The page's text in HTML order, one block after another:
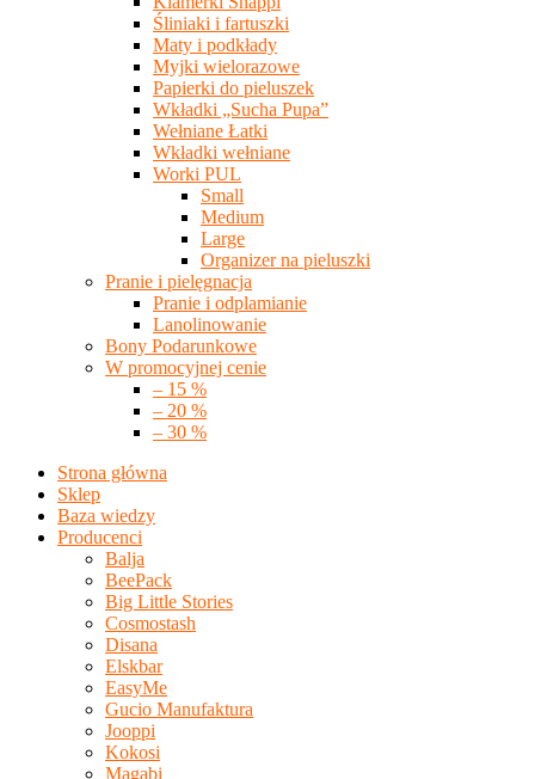
Śliniaki i fartuszki
Maty i podkłady
Myjki wielorazowe
Papierki do pieluszek
Wkładki „Sucha Pupa”
Wełniane Łatki
Wkładki wełniane
Worki PUL
Small
Medium
Large
Organizer na pieluszki
Pranie i pielęgnacja
Pranie i odplamianie
Lanolinowanie
Bony Podarunkowe
W promocyjnej cenie
– 15 %
– 20 %
– 30 %
Strona główna
Sklep
Baza wiedzy
Producenci
Balja
BeePack
Big Little Stories
Cosmostash
Disana
Elskbar
EasyMe
Gucio Manufaktura
Jooppi
Kokosi
Magabi